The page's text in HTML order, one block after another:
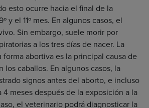
esto ocurre hacia el final de la
y el 11º mes. En algunos casos, el
Sin embargo, suele morir por
a los tres días de nacer. La
forma abortiva es la principal causa de
los caballos. En algunos casos, la
signos antes del aborto, e incluso
4 meses después de la exposición a la
el veterinario podrá diagnosticar la